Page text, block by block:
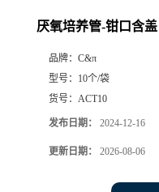
厌氧培养管-钳口含盖
品牌： C&π
型号： 10个/袋
货号： ACT10
发布日期： 2024-12-16
更新日期： 2026-08-06